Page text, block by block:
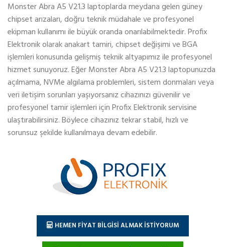
Monster Abra A5 V21.3 laptoplarda meydana gelen güney
chipset arızaları, doğru teknik müdahale ve profesyonel
ekipman kullanımı ile büyük oranda onarılabilmektedir. Profix
Elektronik olarak anakart tamiri, chipset değişimi ve BGA
işlemleri konusunda gelişmiş teknik altyapımız ile profesyonel
hizmet sunuyoruz. Eğer Monster Abra A5 V21.3 laptopunuzda
açılmama, NVMe algılama problemleri, sistem donmaları veya
veri iletişim sorunları yaşıyorsanız cihazınızı güvenilir ve
profesyonel tamir işlemleri için Profix Elektronik servisine
ulaştırabilirsiniz. Böylece cihazınız tekrar stabil, hızlı ve
sorunsuz şekilde kullanılmaya devam edebilir.
HEMEN FİYAT BİLGİSİ ALMAK İSTİYORUM